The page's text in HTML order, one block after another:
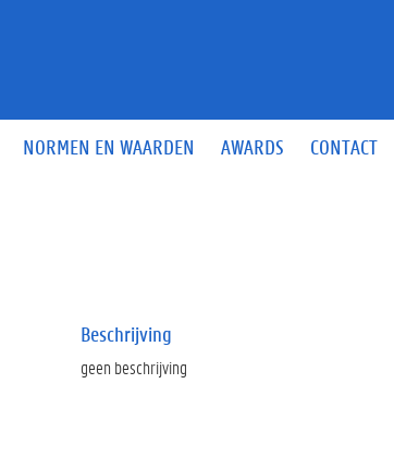
NORMEN EN WAARDEN AWARDS CONTACT
Beschrijving
geen beschrijving